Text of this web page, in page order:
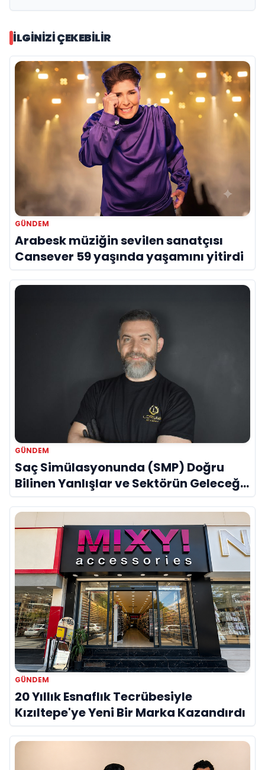
İLGINIZI ÇEKEBILIR
GÜNDEM
Arabesk müziğin sevilen sanatçısı
Cansever 59 yaşında yaşamını yitirdi
GÜNDEM
Saç Simülasyonunda (SMP) Doğru
Bilinen Yanlışlar ve Sektörün Geleceği:
Onur Akdeniz ile Özel Röportaj
GÜNDEM
20 Yıllık Esnaflık Tecrübesiyle
Kızıltepe'ye Yeni Bir Marka Kazandırdı